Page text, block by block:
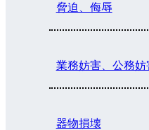
脅迫、侮辱
業務妨害、公務妨
器物損壊